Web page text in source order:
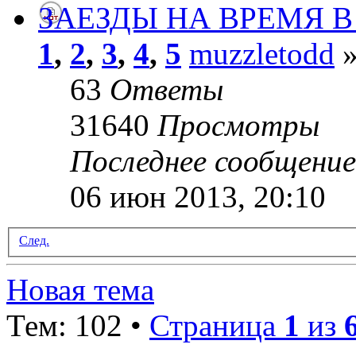
ЗАЕЗДЫ НА ВРЕМЯ
1, 2, 3, 4, 5 muzzletodd
63 Ответы
31640 Просмотры
Последнее
06 июн 2013, 20:10
След.
Новая тема
Тем: 102 • Страница 1 из